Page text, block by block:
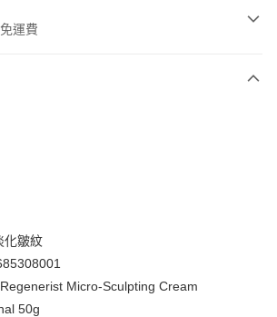
運費
化皺紋
Micro-Sculpting Cream
50g